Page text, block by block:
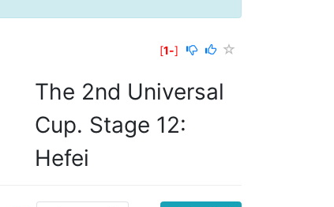
[
-1
]
The 2nd Universal
Cup. Stage 12:
Hefei